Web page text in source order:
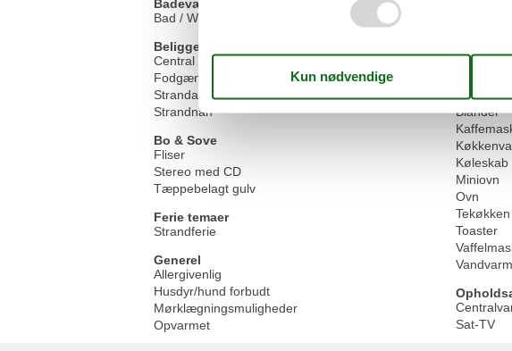
Badeværelsesudstyr
Bad / WC
Beliggenhed
Central beliggenhed (op til 10 meter)
Fodgængerfelt
Strandafstand 100-500m
Strandnah
Bo & Sove
Fliser
Stereo med CD
Tæppebelagt gulv
Ferie temaer
Strandferie
Generel
Allergivenlig
Husdyr/hund forbudt
Mørklægningsmuligheder
Opvarmet
Mikroovn
Blander
Køleskab
Miniovn
Ovn
Tekøkken
Toaster
Sat-TV